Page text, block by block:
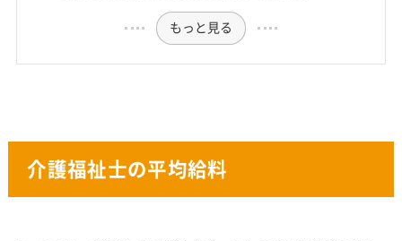
もっと見る
介護福祉士の平均給料